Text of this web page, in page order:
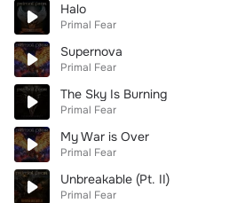
Halo
Primal Fear
Supernova
Primal Fear
The Sky Is Burning
Primal Fear
My War is Over
Primal Fear
Unbreakable (Pt. II)
Primal Fear